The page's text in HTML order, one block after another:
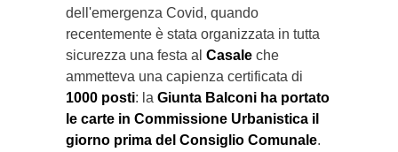
dell'emergenza Covid, quando
recentemente è stata organizzata in tutta
sicurezza una festa al Casale che
ammetteva una capienza certificata di
1000 posti: la Giunta Balconi ha portato
le carte in Commissione Urbanistica il
giorno prima del Consiglio Comunale.